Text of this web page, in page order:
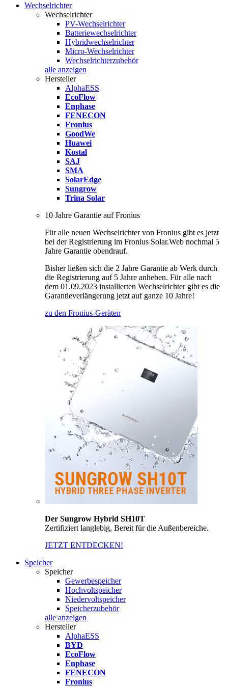
Wechselrichter
Wechselrichter
PV-Wechselrichter
Batteriewechselrichter
Hybridwechselrichter
Micro-Wechselrichter
Wechselrichterzubehör
alle anzeigen
Hersteller
AlphaESS
EcoFlow
Enphase
FENECON
Fronius
GoodWe
Huawei
Kostal
SAJ
SMA
SolarEdge
Sungrow
Trina Solar
10 Jahre Garantie auf Fronius
Für alle neuen Wechselrichter von Fronius gibt es jetzt
bei der Registrierung im Fronius Solar.Web nochmal 5
Jahre Garantie obendrauf.
Bisher ließen sich die 2 Jahre Garantie ab Werk durch
die Registrierung auf 5 Jahre anheben. Für alle nach
dem 01.09.2023 installierten Wechselrichter gibt es die
Garantieverlängerung jetzt auf ganze 10 Jahre!
zu den Fronius-Geräten
Der Sungrow Hybrid SH10T
Zertifiziert langlebig, Bereit für die Außenbereiche.
JETZT ENTDECKEN!
Speicher
Speicher
Gewerbespeicher
Hochvoltspeicher
Niedervoltspeicher
Speicherzubehör
alle anzeigen
Hersteller
AlphaESS
BYD
EcoFlow
Enphase
FENECON
Fronius